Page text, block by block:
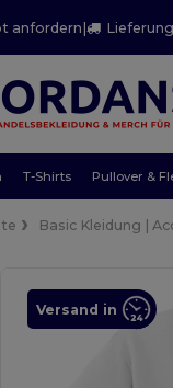
anfordern|
T-Shirts Pullover &
Basic Kleidung |
Versand in